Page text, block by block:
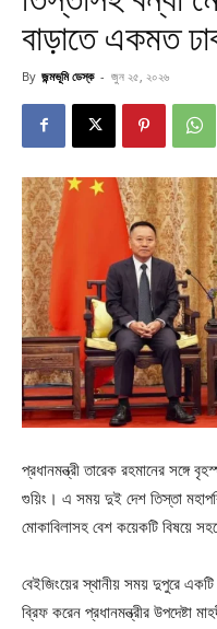
বাড়াতে একমত
By জন্মভূমি ডেস্ক - জুন ২৫, ২০২৬
প্রধানমন্ত্রী তারেক রহমানের সঙ্গে
গুয়িং। এ সময় দুই দেশ তিস্তা
মোকাবিলাসহ বেশ কয়েকটি বিষয়ে
বেইজিংয়ের স্থানীয় সময় দুপুরে
ব্রিফ করেন প্রধানমন্ত্রীর উপদেষ্টা